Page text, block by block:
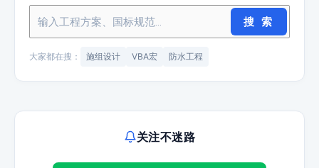
搜 索
大家都在搜： 施组设计 VBA宏 防水工程
关注不迷路